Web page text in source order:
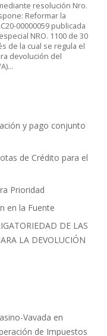
resolución Nro.
Reformar la
00000059 publicada
NRO. 1100 de 30
de la cual se regula el
devolución del
y pago conjunto
de Crédito para el
Prioridad
en la Fuente
DE LAS
LA DEVOLUCIÓN
Vavada en
de Impuestos